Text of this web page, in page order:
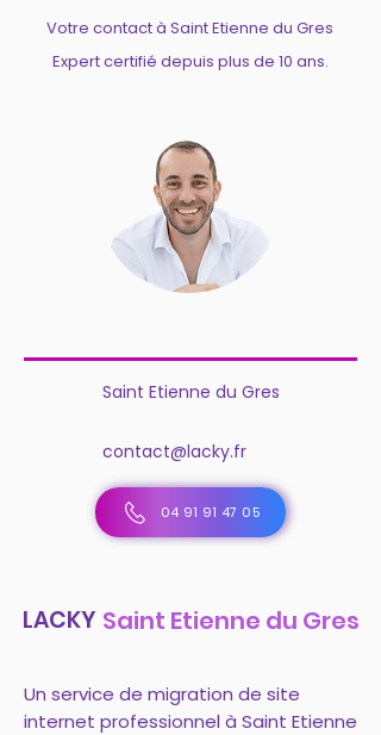
Votre contact à Saint Etienne du Gres
Expert certifié depuis plus de 10 ans.
Saint Etienne du Gres
contact@lacky.fr
04 91 91 47 05
LACKY Saint Etienne du Gres
Un service de migration de site
internet professionnel à Saint Etienne